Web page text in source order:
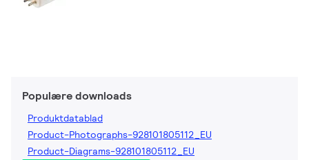
Populære downloads
Produktdatablad
Product-Photographs-928101805112_EU
Product-Diagrams-928101805112_EU